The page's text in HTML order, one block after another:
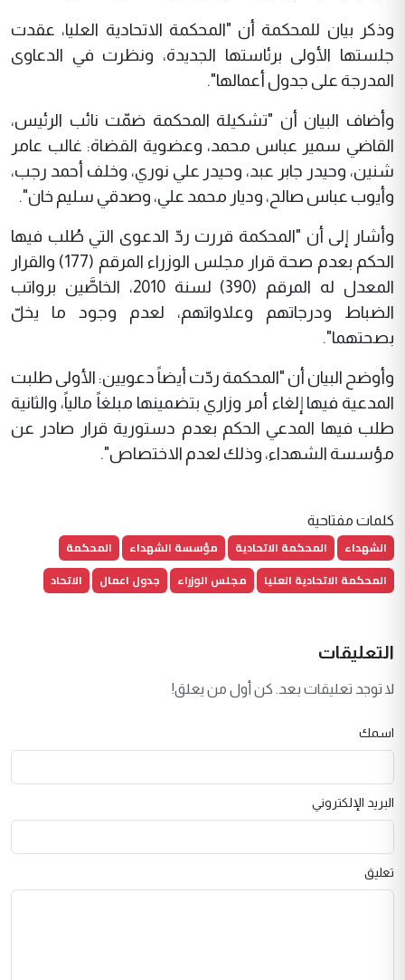
وذكر بيان للمحكمة أن "المحكمة الاتحادية العليا، عقدت
جلستها الأولى برئاستها الجديدة، ونظرت في الدعاوى
المدرجة على جدول أعمالها".
وأضاف البيان أن "تشكيلة المحكمة ضمّت نائب الرئيس،
القاضي سمير عباس محمد، وعضوية القضاة: غالب عامر
شنين، وحيدر جابر عبد، وحيدر علي نوري، وخلف أحمد رجب،
وأيوب عباس صالح، وديار محمد علي، وصدقي سليم خان".
وأشار إلى أن "المحكمة قررت ردّ الدعوى التي طُلب فيها
الحكم بعدم صحة قرار مجلس الوزراء المرقم (177) والقرار
المعدل له المرقم (390) لسنة 2010، الخاصَّين برواتب
الضباط ودرجاتهم وعلاواتهم، لعدم وجود ما يخلّ
بصحتهما".
وأوضح البيان أن "المحكمة ردّت أيضاً دعويين: الأولى طلبت
المدعية فيها إلغاء أمر وزاري بتضمينها مبلغاً مالياً، والثانية
طلب فيها المدعي الحكم بعدم دستورية قرار صادر عن
مؤسسة الشهداء، وذلك لعدم الاختصاص".
كلمات مفتاحية
الشهداء المحكمة الاتحادية مؤسسة الشهداء
المحكمة
المحكمة الاتحادية العليا
مجلس الوزراء جدول اعمال الاتحاد
التعليقات
لا توجد تعليقات بعد. كن أول من يعلق!
اسمك
البريد الإلكتروني
تعليق